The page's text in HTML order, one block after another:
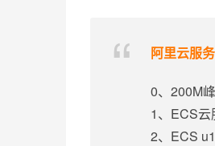
阿里云服
0、200M
1、ECS云
2、ECS